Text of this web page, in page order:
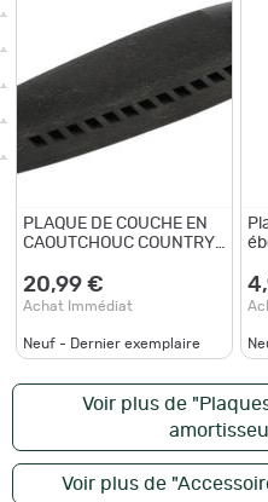
PLAQUE DE COUCHE EN
CAOUTCHOUC COUNTRY
20,99 €
Achat Immédiat
Neuf - Dernier exemplaire
Voir plus de
Voir plus de